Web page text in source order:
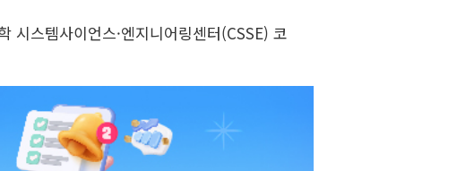
시스템사이언스·엔지니어링센터(CSSE) 코